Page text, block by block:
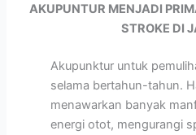
AKUPUNTUR MENJADI
STROKE DI
Akupunktur untuk
selama bertahun-tahun.
menawarkan banyak
energi otot, mengurangi